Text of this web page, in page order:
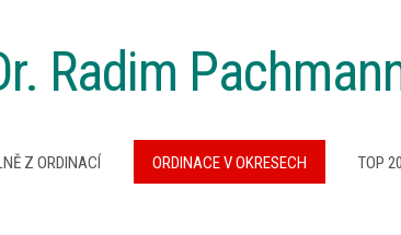
Radim
Z ORDINACÍ ORDINACE V OKRESECH TOP 20